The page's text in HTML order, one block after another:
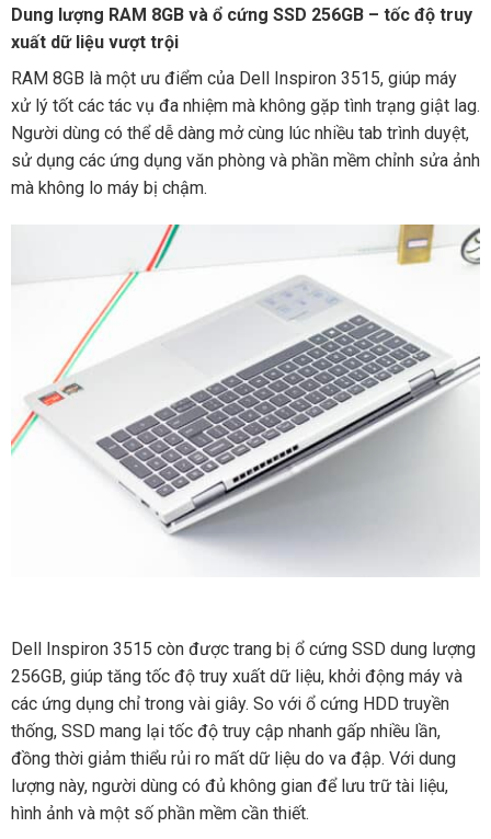
Dung lượng RAM 8GB và ổ cứng SSD 256GB – tốc độ truy
xuất dữ liệu vượt trội
RAM 8GB là một ưu điểm của Dell Inspiron 3515, giúp máy
xử lý tốt các tác vụ đa nhiệm mà không gặp tình trạng giật lag.
Người dùng có thể dễ dàng mở cùng lúc nhiều tab trình duyệt,
sử dụng các ứng dụng văn phòng và phần mềm chỉnh sửa ảnh
mà không lo máy bị chậm.
Dell Inspiron 3515 còn được trang bị ổ cứng SSD dung lượng
256GB, giúp tăng tốc độ truy xuất dữ liệu, khởi động máy và
các ứng dụng chỉ trong vài giây. So với ổ cứng HDD truyền
thống, SSD mang lại tốc độ truy cập nhanh gấp nhiều lần,
đồng thời giảm thiểu rủi ro mất dữ liệu do va đập. Với dung
lượng này, người dùng có đủ không gian để lưu trữ tài liệu,
hình ảnh và một số phần mềm cần thiết.